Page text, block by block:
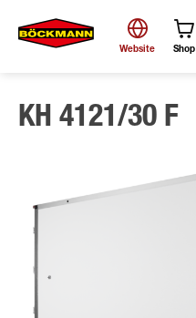
Zoek
Website Shop
KH 4121/30 F